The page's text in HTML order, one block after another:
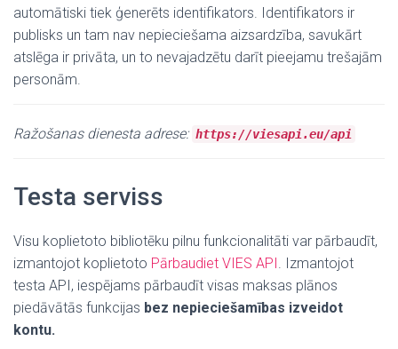
automātiski tiek ģenerēts identifikators. Identifikators ir
publisks un tam nav nepieciešama aizsardzība, savukārt
atslēga ir privāta, un to nevajadzētu darīt pieejamu trešajām
personām.
Ražošanas dienesta adrese: https://viesapi.eu/api
Testa serviss
Visu koplietoto bibliotēku pilnu funkcionalitāti var pārbaudīt,
izmantojot koplietoto Pārbaudiet VIES API. Izmantojot
testa API, iespējams pārbaudīt visas maksas plānos
piedāvātās funkcijas bez nepieciešamības izveidot
kontu.